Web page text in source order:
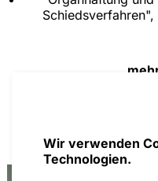
Wir verwenden
Technologien.
2018 (mit Georg
europäischen
GmbHR 2012, 682